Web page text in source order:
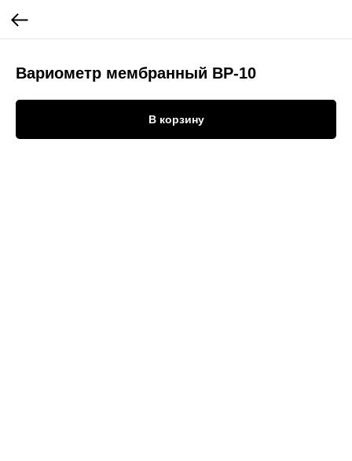
Вариометр мембранный ВР-10
В корзину